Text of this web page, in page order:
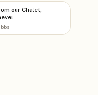
our Chalet,